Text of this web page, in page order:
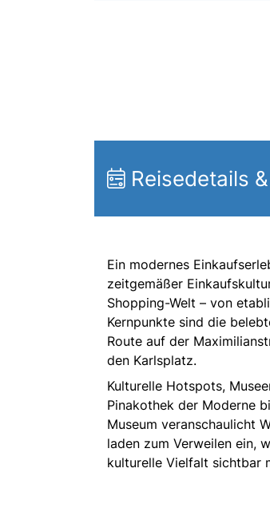
Reisedetails
Ein modernes
zeitgemäßer
Shopping-Welt – von
Kernpunkte sind die
Route auf der
den Karlsplatz.
Kulturelle Hotspots,
Pinakothek der Moderne
Museum veranschaulicht
laden zum Verweilen ein,
kulturelle Vielfalt sichtbar